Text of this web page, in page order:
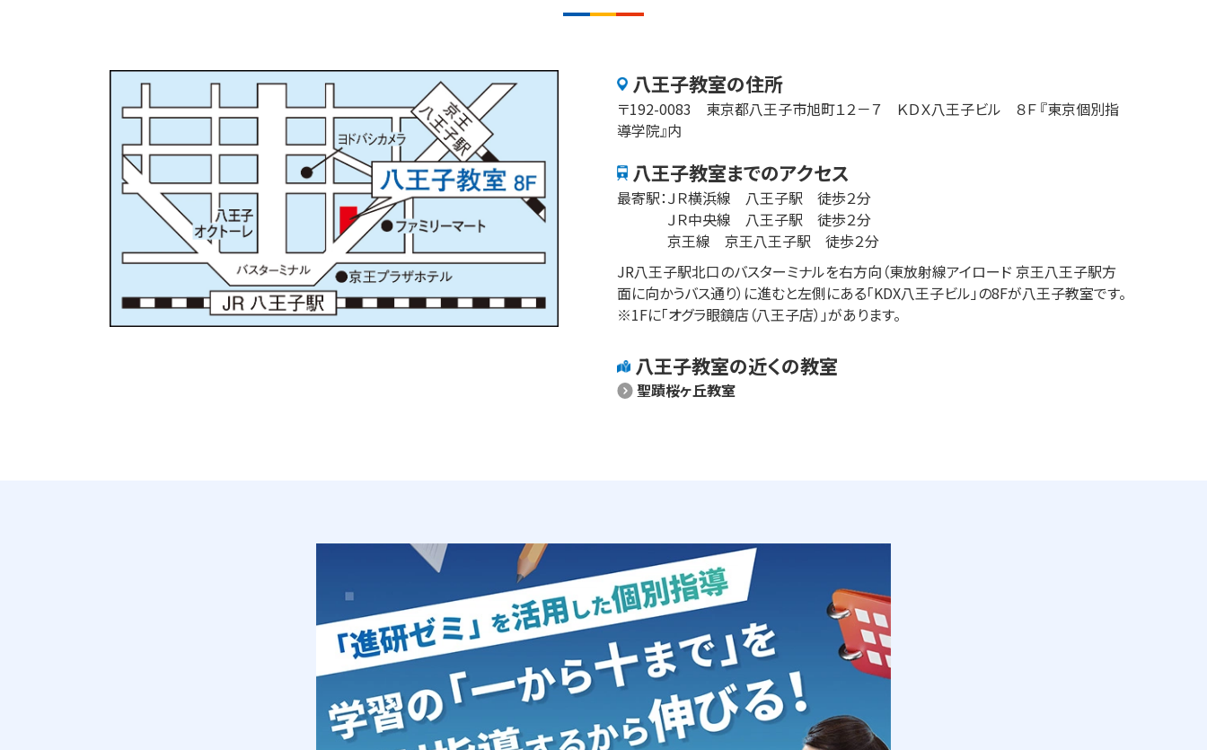
八王子教室の住所
〒192-0083 東京都八王子市旭町１２－７
ＫＤＸ八王子ビル ８Ｆ 『東京個別指
導学院』内
八王子教室までのアクセス
最寄駅：ＪＲ横浜線　八王子駅　徒歩２分
ＪＲ中央線　八王子駅　徒歩２分
京王線　京王八王子駅　徒歩２分
JR八王子駅北口のバスターミナルを右方向（東放射線アイロード 京王八王子駅方
面に向かうバス通り）に進むと左側にある「KDX八王子ビル」の8Fが八王子教室です。
※1Fに「オグラ眼鏡店（八王子店）」があります。
八王子教室の近くの教室
聖蹟桜ヶ丘教室